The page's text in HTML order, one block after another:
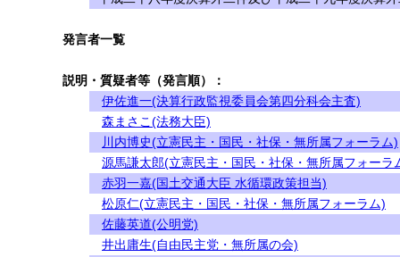
発言者一覧
説明・質疑者等（発言順）：
伊佐進一(決算行政監視委員会第四分科会主査)
森まさこ(法務大臣)
川内博史(立憲民主・国民・社保・無所属フォーラム)
源馬謙太郎(立憲民主・国民・社保・無所属フォーラ
赤羽一嘉(国土交通大臣 水循環政策担当)
松原仁(立憲民主・国民・社保・無所属フォーラム)
佐藤英道(公明党)
井出庸生(自由民主党・無所属の会)